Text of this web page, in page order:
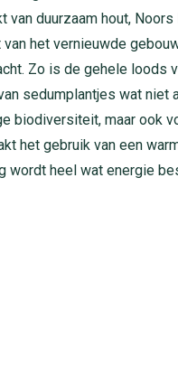
van duurzaam hout, Noors
het vernieuwde
Zo is de gehele loods
sedumplantjes wat niet
biodiversiteit, maar ook
het gebruik van een
wordt heel wat energie